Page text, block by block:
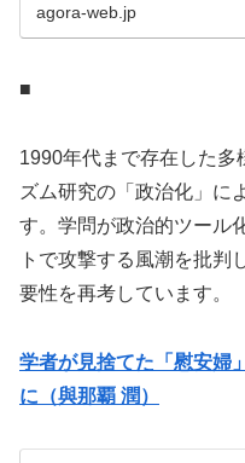
agora-web.jp
■
1990年代まで存在した多
ズム研究の「政治化」に
す。学問が政治的ツール
トで攻撃する風潮を批判
要性を再考しています。
学者が見捨てた「慰安婦
に（與那覇 潤）